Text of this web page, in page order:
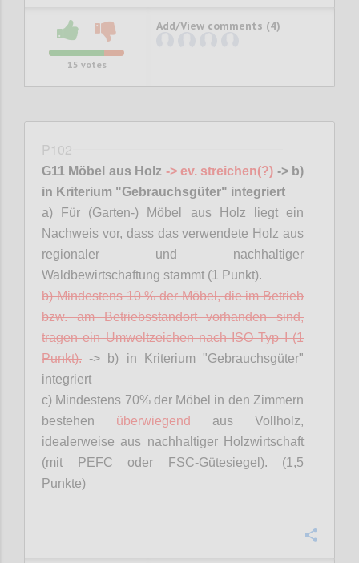
15 votes
Add/View comments (4)
P102
G11 Möbel aus Holz -> ev. streichen(?) -> b)
in Kriterium "Gebrauchsgüter" integriert
a) Für (Garten-) Möbel aus Holz liegt ein
Nachweis vor, dass das verwendete Holz aus
regionaler und nachhaltiger
Waldbewirtschaftung stammt (1 Punkt).
b) Mindestens 10 % der Möbel, die im Betrieb
bzw. am Betriebsstandort vorhanden sind,
tragen ein Umweltzeichen nach ISO Typ I (1
Punkt). -> b) in Kriterium "Gebrauchsgüter"
integriert
c) Mindestens 70% der Möbel in den Zimmern
bestehen überwiegend
aus Vollholz,
idealerweise aus nachhaltiger Holzwirtschaft
(mit PEFC oder FSC-Gütesiegel). (1,5
Punkte)